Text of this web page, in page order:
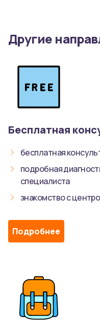
Другие
Бесплатная
бесплатная
подробная
специалиста
знакомство с
Подробнее